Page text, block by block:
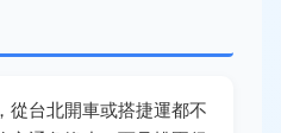
從台北開車或搭捷運都不